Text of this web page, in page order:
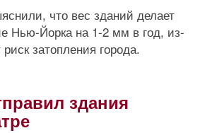
что вес зданий делает
Нью-Йорка на 1-2 мм в год, из-
риск затопления города.
здания